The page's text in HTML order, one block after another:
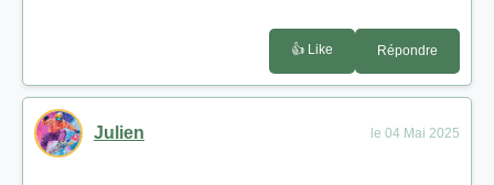
👍 Like Répondre
Julien le 04 Mai 2025